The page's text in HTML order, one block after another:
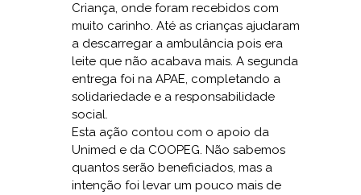
Criança, onde foram recebidos com
muito carinho. Até as crianças ajudaram
a descarregar a ambulância pois era
leite que não acabava mais. A segunda
entrega foi na APAE, completando a
solidariedade e a responsabilidade
social.
Esta ação contou com o apoio da
Unimed e da COOPEG. Não sabemos
quantos serão beneficiados, mas a
intenção foi levar um pouco mais de